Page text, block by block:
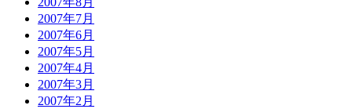
2007年7月
2007年6月
2007年5月
2007年4月
2007年3月
2007年2月